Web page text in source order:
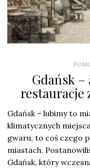
Gdańsk
restauracje
Gdańsk – lubimy to
klimatycznych
gwaru, to coś czego
miastach.
Gdańsk, który